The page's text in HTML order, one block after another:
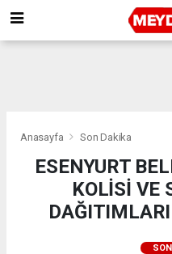
Anasayfa Son Dakika
ESENYURT
KOLİSİ VE